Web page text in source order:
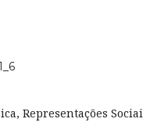
Representações